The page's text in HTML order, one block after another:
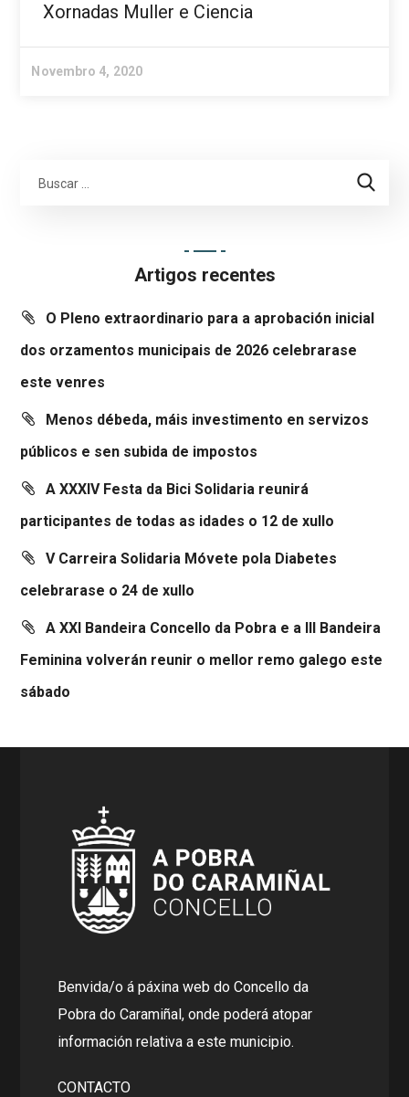
Xornadas Muller e Ciencia
Novembro 4, 2020
Artigos recentes
O Pleno extraordinario para a aprobación inicial
dos orzamentos municipais de 2026 celebrarase
este venres
Menos débeda, máis investimento en servizos
públicos e sen subida de impostos
A XXXIV Festa da Bici Solidaria reunirá
participantes de todas as idades o 12 de xullo
V Carreira Solidaria Móvete pola Diabetes
celebrarase o 24 de xullo
A XXI Bandeira Concello da Pobra e a III Bandeira
Feminina volverán reunir o mellor remo galego este
sábado
Benvida/o á páxina web do Concello da
Pobra do Caramiñal, onde poderá atopar
información relativa a este municipio.
CONTACTO